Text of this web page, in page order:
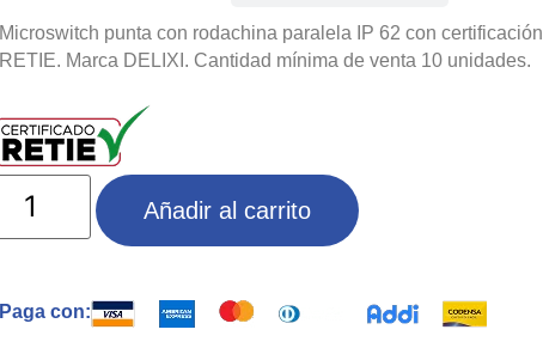
Microswitch punta con rodachina paralela IP 62 con certificación
RETIE. Marca DELIXI. Cantidad mínima de venta 10 unidades.
Añadir al carrito
Paga con: